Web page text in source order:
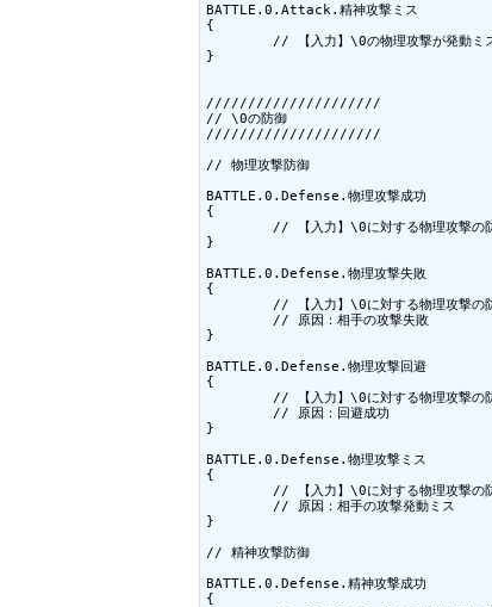
BATTLE.0.Attack.精神攻撃ミス
{
}
/////////////////////
// \0の防御
/////////////////////
// 物理攻撃防御
BATTLE.0.Defense.物理攻撃成功
{
}
BATTLE.0.Defense.物理攻撃失敗
{
}
BATTLE.0.Defense.物理攻撃回避
{
}
BATTLE.0.Defense.物理攻撃ミス
{
}
// 精神攻撃防御
BATTLE.0.Defense.精神攻撃成功
{